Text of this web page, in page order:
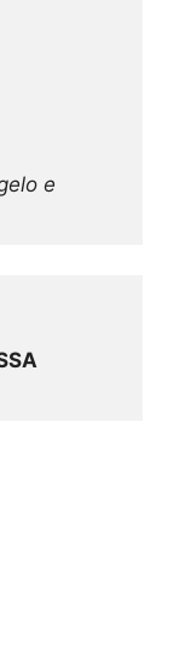
e